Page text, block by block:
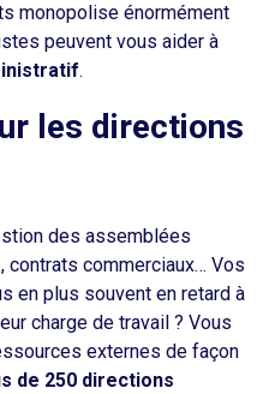
monopolise énormément
peuvent vous aider à
.
les directions
des assemblées
contrats commerciaux… Vos
en plus souvent en retard à
charge de travail ? Vous
externes de façon
de 250 directions